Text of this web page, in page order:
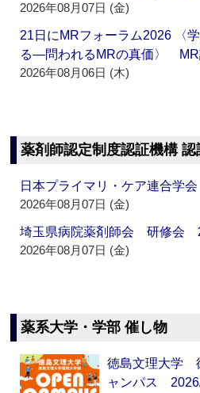
2026年08月07日 (金)
21日にMRフォーラム2026 〈
る―問われるMRの真価〉 MR
2026年08月06日 (木)
薬剤師認定制度認証機構
日本プライマリ・ケア連合
2026年08月07日 (金)
埼玉県病院薬剤師会 研修会
2026年08月07日 (金)
薬系大学・学部 催し物
徳島文理大学
ャンパス